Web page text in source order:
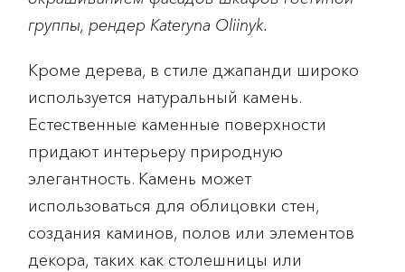
группы, рендер Kateryna Oliinyk.
Кроме дерева, в стиле джапанди широко
используется натуральный камень.
Естественные каменные поверхности
придают интерьеру природную
элегантность. Камень может
использоваться для облицовки стен,
создания каминов, полов или элементов
декора, таких как столешницы или